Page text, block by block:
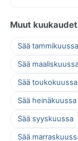
Muut
Sää tammikuussa
Sää
Sää toukokuussa
Sää heinäkuussa
Sää syyskuussa
Sää